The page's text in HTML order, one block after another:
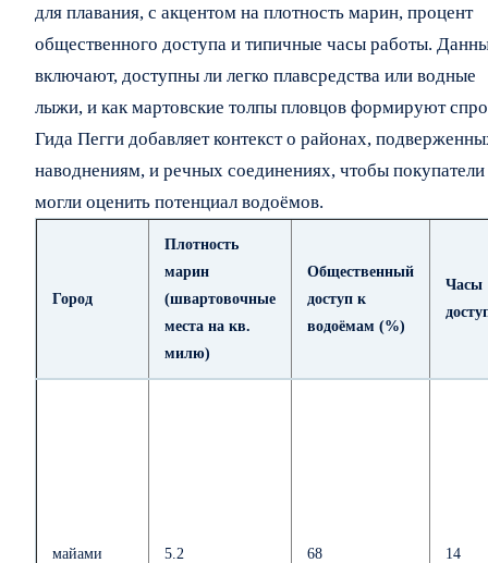
для плавания, с акцентом на плотность марин, процент
общественного доступа и типичные часы работы.
включают, доступны ли легко плавсредства или водные
лыжи, и как мартовские толпы пловцов формируют
Гида Пегги добавляет контекст о районах,
наводнениям, и речных соединениях, чтобы покупатели
могли оценить потенциал водоёмов.
Город
Плотность
марин
(швартовочные
места на кв.
милю)
Общественный
доступ к
водоёмам (%)
Часы
майами 5.2 68 14